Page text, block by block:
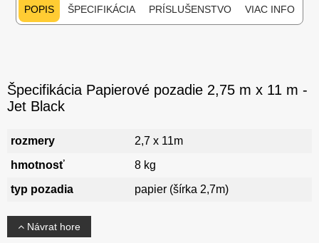
POPIS ŠPECIFIKÁCIA PRÍSLUŠENSTVO VIAC INFO
Špecifikácia Papierové pozadie 2,75 m x 11 m -
Jet Black
rozmery
2,7 x 11m
hmotnosť
8 kg
typ pozadia
papier (šírka 2,7m)
Návrat hore